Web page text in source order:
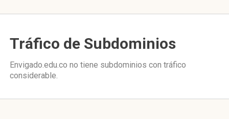
Tráfico de Subdominios
Envigado.edu.co no tiene subdominios con tráfico
considerable.